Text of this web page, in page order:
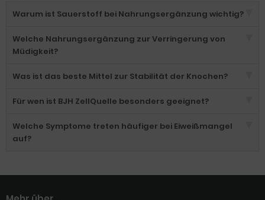
Warum ist Sauerstoff bei Nahrungsergänzung wichtig?
Welche Nahrungsergänzung zur Verringerung von
Müdigkeit?
Was ist das beste Mittel zur Stabilität der Knochen?
Für wen ist BJH ZellQuelle besonders geeignet?
Welche Symptome treten häufiger bei Eiweißmangel
auf?